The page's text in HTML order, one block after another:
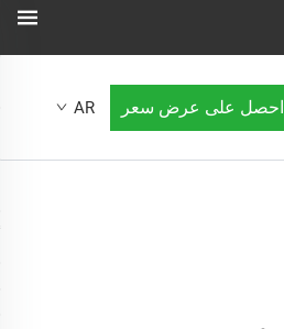
احصل على عرض سعر AR